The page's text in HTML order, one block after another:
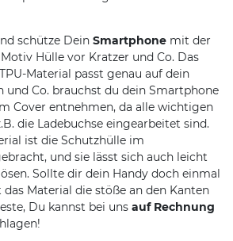
schütze Dein Smartphone mit der
Hülle vor Kratzer und Co. Das
Material passt genau auf dein
und Co. brauchst du dein Smartphone
Cover entnehmen, da alle wichtigen
die Ladebuchse eingearbeitet sind.
ist die Schutzhülle im
und sie lässt sich auch leicht
Sollte dir dein Handy doch einmal
Material die stöße an den Kanten
Du kannst bei uns auf Rechnung